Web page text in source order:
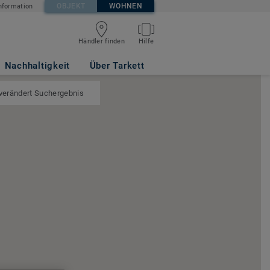
OBJEKT WOHNEN
Händler finden Hilfe
Nachhaltigkeit Über Tarkett
Suchergebnis